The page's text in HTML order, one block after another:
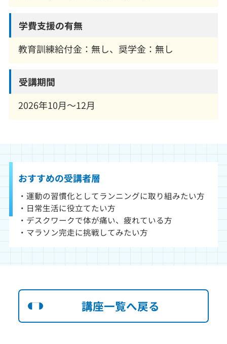
学費支援の有無
教育訓練給付金：無し、奨学金：無し
受講期間
2026年10月～12月
おすすめの受講者層
・運動の習慣化としてランニングに取り組みたい方
・日常生活に役立てたい方
・デスクワークで体が痛い、疲れている方
・マラソン完走に挑戦してみたい方
講座一覧へ戻る